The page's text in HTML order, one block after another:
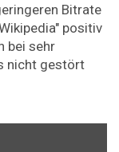
Bitrate
positiv
bei sehr
nicht gestört